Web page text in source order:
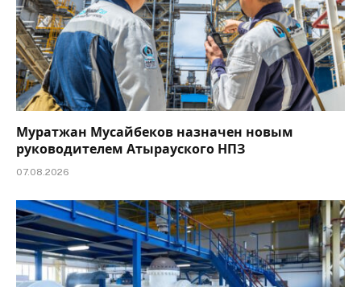
Муратжан Мусайбеков назначен новым
руководителем Атырауского НПЗ
07.08.2026